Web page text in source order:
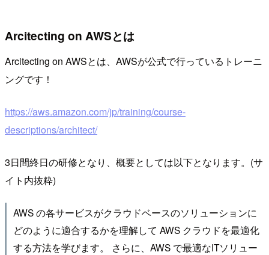
Arcitecting on AWSとは
Arcitecting on AWSとは、AWSが公式で行っているトレーニ
ングです！
https://aws.amazon.com/jp/training/course-
descriptions/architect/
3日間終日の研修となり、概要としては以下となります。(サ
イト内抜粋)
AWS の各サービスがクラウドベースのソリューションに
どのように適合するかを理解して AWS クラウドを最適化
する方法を学びます。 さらに、AWS で最適なITソリュー